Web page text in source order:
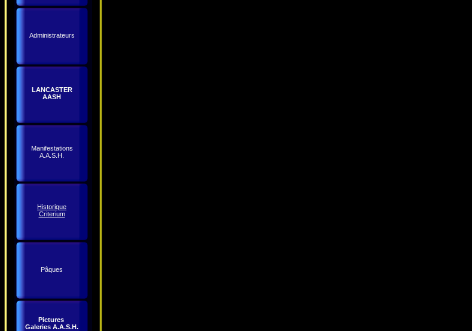
Administrateurs
LANCASTER
AASH
Manifestations
A.A.S.H.
Historique
Criterium
Pâques
Pictures
Galeries A.A.S.H.